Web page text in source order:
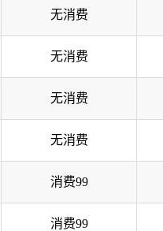
无消费
无消费
无消费
无消费
消费99
消费99